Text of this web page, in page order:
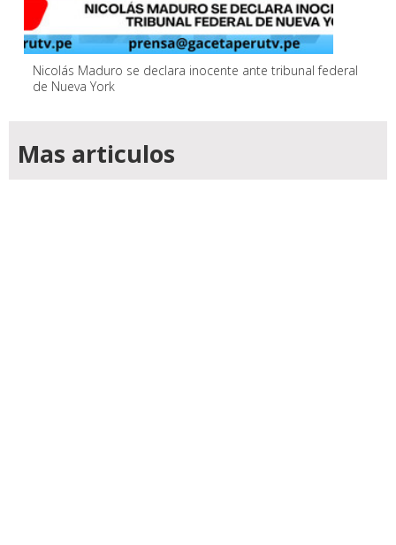
Nicolás Maduro se declara inocente ante tribunal federal
de Nueva York
Mas articulos